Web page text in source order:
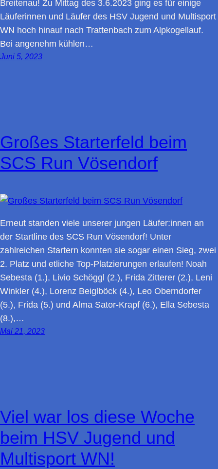
Breitenau! Zu Mittag des 3.6.2023 ging es für einige
Läuferinnen und Läufer des HSV Jugend und Multisport
WN hoch hinauf nach Trattenbach zum Alpkogellauf.
Bei angenehm kühlen…
Juni 5, 2023
Großes Starterfeld beim
SCS Run Vösendorf
Erneut standen viele unserer jungen Läufer:innen an
der Startline des SCS Run Vösendorf! Unter
zahlreichen Startern konnten sie sogar einen Sieg, zwei
2. Platz und etliche Top-Platzierungen erlaufen! Noah
Sebesta (1.), Livio Schöggl (2.), Frida Zitterer (2.), Leni
Winkler (4.), Lorenz Beiglböck (4.), Leo Oberndorfer
(5.), Frida (5.) und Alma Sator-Krapf (6.), Ella Sebesta
(8.),…
Mai 21, 2023
Viel war los diese Woche
beim HSV Jugend und
Multisport WN!